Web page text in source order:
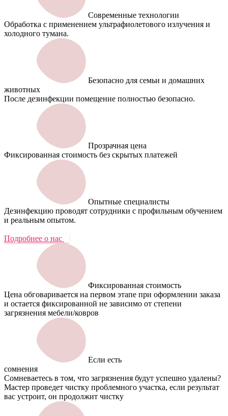
Современные технологии
Обработка с применением ультрафиолетового излучения и
холодного тумана.
Безопасно для семьи и домашних
животных
После дезинфекции помещение полностью безопасно.
Прозрачная цена
Фиксированная стоимость без скрытых платежей
Опытные специалисты
Дезинфекцию проводят сотрудники с профильным обучением
и реальным опытом.
Подробнее о нас
Фиксированная стоимость
Цена обговаривается на первом этапе при оформлении заказа
и остается фиксированной не зависимо от степени
загрязнения мебели/ковров
Если есть
сомнения
Сомневаетесь в том, что загрязнения будут успешно удалены?
Мастер проведет чистку проблемного участка, если результат
вас устроит, он продолжит чистку